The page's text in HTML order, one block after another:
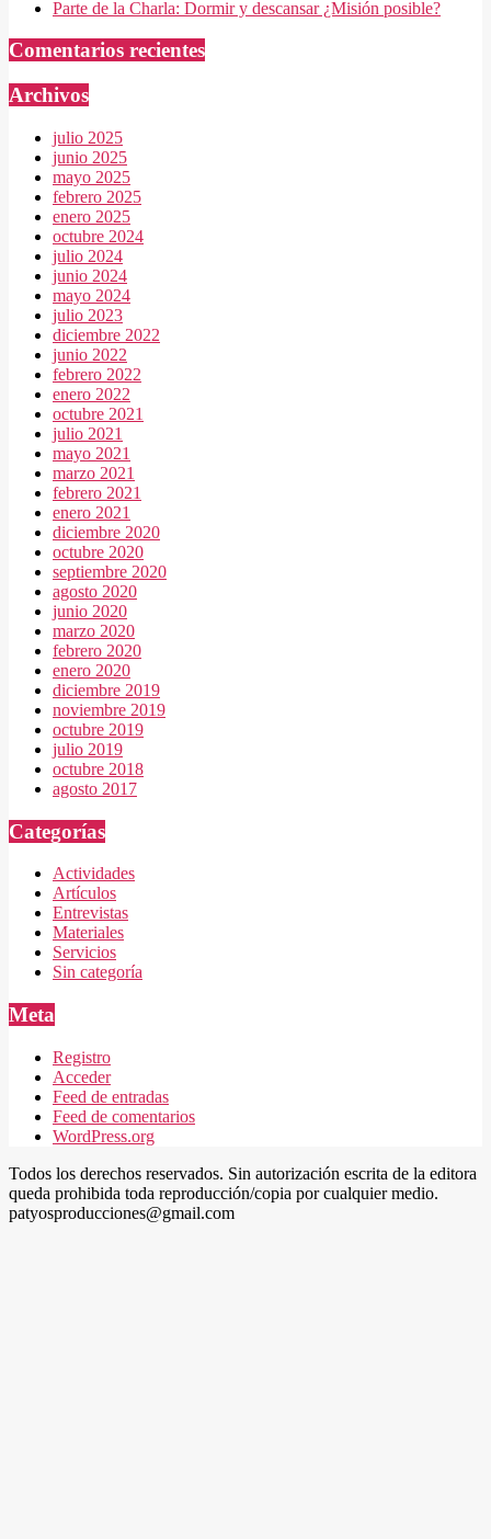
Parte de la Charla: Dormir y descansar ¿Misión posible?
Comentarios recientes
Archivos
julio 2025
junio 2025
mayo 2025
febrero 2025
enero 2025
octubre 2024
julio 2024
junio 2024
mayo 2024
julio 2023
diciembre 2022
junio 2022
febrero 2022
enero 2022
octubre 2021
julio 2021
mayo 2021
marzo 2021
febrero 2021
enero 2021
diciembre 2020
octubre 2020
septiembre 2020
agosto 2020
junio 2020
marzo 2020
febrero 2020
enero 2020
diciembre 2019
noviembre 2019
octubre 2019
julio 2019
octubre 2018
agosto 2017
Categorías
Actividades
Artículos
Entrevistas
Materiales
Servicios
Sin categoría
Meta
Registro
Acceder
Feed de entradas
Feed de comentarios
WordPress.org
Todos los derechos reservados. Sin autorización escrita de la editora
queda prohibida toda reproducción/copia por cualquier medio.
patyosproducciones@gmail.com